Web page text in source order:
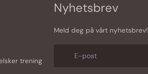
trening
Nyhetsbrev
Meld deg på vårt nyhetsbrev!